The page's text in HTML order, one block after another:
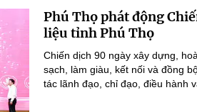
Phú Thọ phát động
liệu tỉnh Phú Thọ
Chiến dịch 90 ngày xây dựng,
sạch, làm giàu, kết nối và đồng
tác lãnh đạo, chỉ đạo, điều hành